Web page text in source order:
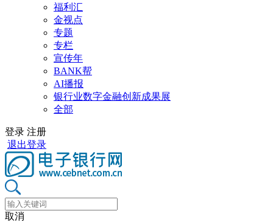
福利汇
金视点
专题
专栏
宣传年
BANK帮
AI播报
银行业数字金融创新成果展
全部
登录 注册
退出登录
取消